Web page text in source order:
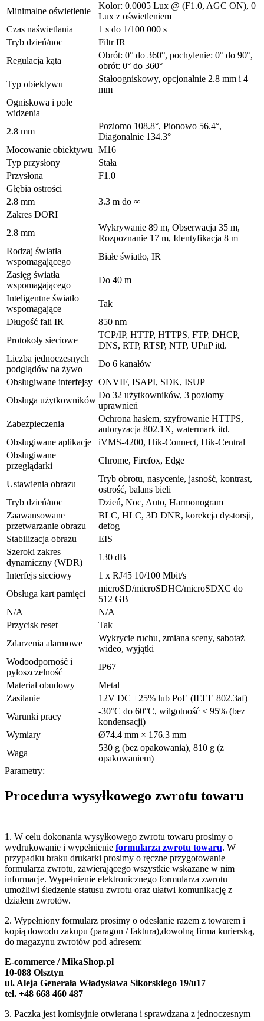
Minimalne oświetlenie
Kolor: 0.0005 Lux @ (F1.0, AGC ON), 0
Lux z oświetleniem
Czas naświetlania
1 s do 1/100 000 s
Tryb dzień/noc
Filtr IR
Regulacja kąta
Obrót: 0° do 360°, pochylenie: 0° do 90°,
obrót: 0° do 360°
Typ obiektywu
Stałoogniskowy, opcjonalnie 2.8 mm i 4
mm
Ogniskowa i pole
widzenia
2.8 mm
Poziomo 108.8°, Pionowo 56.4°,
Diagonalnie 134.3°
Mocowanie obiektywu
M16
Typ przysłony
Stała
Przysłona
F1.0
Głębia ostrości
2.8 mm
3.3 m do ∞
Zakres DORI
2.8 mm
Wykrywanie 89 m, Obserwacja 35 m,
Rozpoznanie 17 m, Identyfikacja 8 m
Rodzaj światła
wspomagającego
Białe światło, IR
Zasięg światła
wspomagającego
Do 40 m
Inteligentne światło
wspomagające
Tak
Długość fali IR
850 nm
Protokoły sieciowe
TCP/IP, HTTP, HTTPS, FTP, DHCP,
DNS, RTP, RTSP, NTP, UPnP itd.
Liczba jednoczesnych
podglądów na żywo
Do 6 kanałów
Obsługiwane interfejsy ONVIF, ISAPI, SDK, ISUP
Obsługa użytkowników
Do 32 użytkowników, 3 poziomy
uprawnień
Zabezpieczenia
Ochrona hasłem, szyfrowanie HTTPS,
autoryzacja 802.1X, watermark itd.
Obsługiwane aplikacje
iVMS-4200, Hik-Connect, Hik-Central
Obsługiwane
przeglądarki
Chrome, Firefox, Edge
Ustawienia obrazu
Tryb obrotu, nasycenie, jasność, kontrast,
ostrość, balans bieli
Tryb dzień/noc
Dzień, Noc, Auto, Harmonogram
Zaawansowane
przetwarzanie obrazu
BLC, HLC, 3D DNR, korekcja dystorsji,
defog
Stabilizacja obrazu
EIS
Szeroki zakres
dynamiczny (WDR)
130 dB
Interfejs sieciowy
1 x RJ45 10/100 Mbit/s
Obsługa kart pamięci
microSD/microSDHC/microSDXC do
512 GB
N/A
N/A
Przycisk reset
Tak
Zdarzenia alarmowe
Wykrycie ruchu, zmiana sceny, sabotaż
wideo, wyjątki
Wodoodporność i
pyłoszczelność
IP67
Materiał obudowy
Metal
Zasilanie
12V DC ±25% lub PoE (IEEE 802.3af)
Warunki pracy
-30°C do 60°C, wilgotność ≤ 95% (bez
kondensacji)
Wymiary
Ø74.4 mm × 176.3 mm
Waga
530 g (bez opakowania), 810 g (z
opakowaniem)
Parametry:
Procedura wysyłkowego zwrotu towaru
1. W celu dokonania wysyłkowego zwrotu towaru prosimy o
wydrukowanie i wypełnienie formularza zwrotu towaru. W
przypadku braku drukarki prosimy o ręczne przygotowanie
formularza zwrotu, zawierającego wszystkie wskazane w nim
informacje. Wypełnienie elektronicznego formularza zwrotu
umożliwi śledzenie statusu zwrotu oraz ułatwi komunikację z
działem zwrotów.
2. Wypełniony formularz prosimy o odesłanie razem z towarem i
kopią dowodu zakupu (paragon / faktura),dowolną firma kurierską,
do magazynu zwrotów pod adresem:
E-commerce / MikaShop.pl
10-088 Olsztyn
ul. Aleja Generała Władysława Sikorskiego 19/u17
tel. +48 668 460 487
3. Paczka jest komisyjnie otwierana i sprawdzana z jednoczesnym